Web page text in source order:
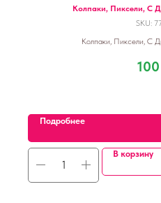
Колпаки, Пиксели, С
SKU:
Колпаки, Пиксели, С
100
Подробнее
В корзину